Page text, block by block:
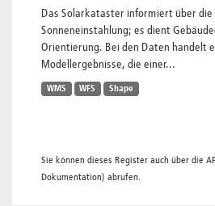
Das Solarkataster informiert über
Sonneneinstahlung; es dient
Orientierung. Bei den Daten handelt
Modellergebnisse, die einer...
WMS WFS Shape
Sie können dieses Register auch über die
Dokumentation) abrufen.